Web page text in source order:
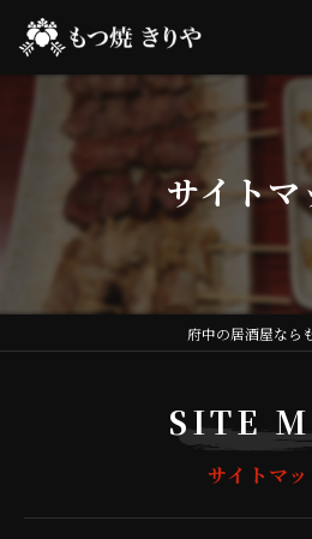
サイトマ
府中の居酒屋なら
サイトマ
SITE